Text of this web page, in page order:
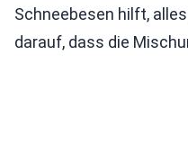
Schneebesen hilft,
darauf, dass die